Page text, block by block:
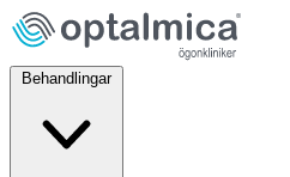
Behandlingar